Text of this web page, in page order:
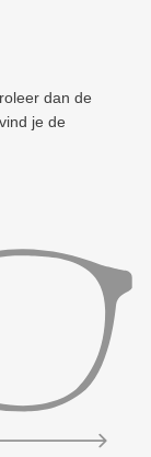
dan de
je de